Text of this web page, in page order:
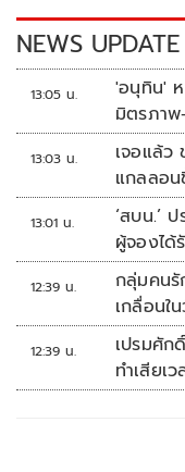
k k
NEWS UPDATE
13:05 น.
'อนุทิน'
มิตรภาพ
13:03 น.
เจอแล้ว
แกลลอ
หลายวัน
13:01 น.
‘สบน.’
ผู้จองได้
12:39 น.
กลุ่มคน
เกลื่อนใ
12:39 น.
เปรมศัก
ทำเสียเ